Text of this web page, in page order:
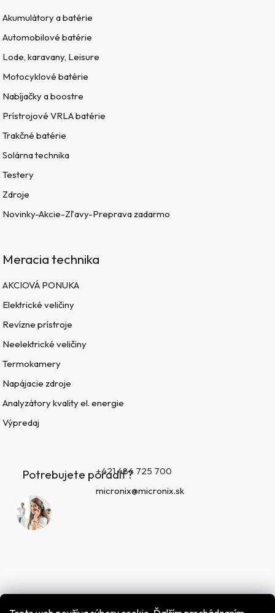
Akumulátory a batérie
Automobilové batérie
Lode, karavany, Leisure
Motocyklové batérie
Nabíjačky a boostre
Prístrojové VRLA batérie
Trakčné batérie
Solárna technika
Testery
Zdroje
Novinky-Akcie-Zľavy-Preprava zadarmo
Meracia technika
AKCIOVÁ PONUKA
Elektrické veličiny
Revízne prístroje
Neelektrické veličiny
Termokamery
Napájacie zdroje
Analyzátory kvality el. energie
Výpredaj
Potrebujete poradiť?+421 484 725 700
micronix@micronix.sk